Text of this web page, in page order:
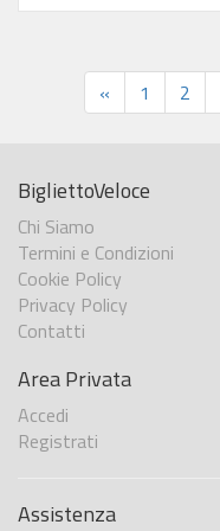
« 1 2
BigliettoVeloce
Chi Siamo
Termini e Condizioni
Cookie Policy
Privacy Policy
Contatti
Area Privata
Accedi
Registrati
Assistenza